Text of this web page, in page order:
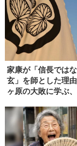
家康が「信長では
玄」を師とした理
ヶ原の大敗に学ぶ